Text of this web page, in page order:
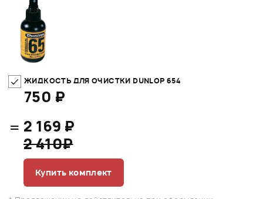
ЖИДКОСТЬ ДЛЯ ОЧИСТКИ DUNLOP 654
750 ₽
= 2 169 ₽
2 410₽
Купить комплект